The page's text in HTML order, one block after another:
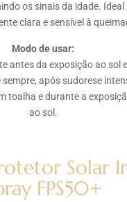
os sinais da idade.
clara e sensível à
Modo de usar:
antes da exposição ao sol
após sudorese
toalha e durante a
ao sol.
Solar
FPS50+